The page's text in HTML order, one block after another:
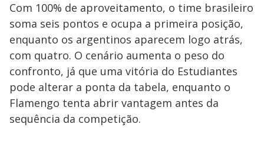
Com 100% de aproveitamento, o time brasileiro
soma seis pontos e ocupa a primeira posição,
enquanto os argentinos aparecem logo atrás,
com quatro. O cenário aumenta o peso do
confronto, já que uma vitória do Estudiantes
pode alterar a ponta da tabela, enquanto o
Flamengo tenta abrir vantagem antes da
sequência da competição.